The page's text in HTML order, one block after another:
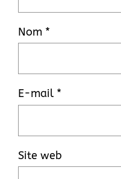
Nom *
E-mail *
Site web